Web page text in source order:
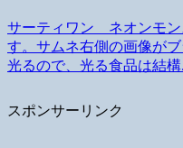
サーティワン ネオンモン
す。サムネ右側の画像が
光るので、光る食品は結構
スポンサーリンク